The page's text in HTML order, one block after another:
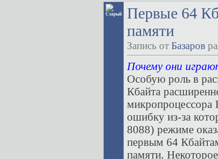
Первые 64
памяти
Запись от Базаров
Почему они
Особую роль в
Кбайта
микропроцессора
ошибку из-за
8088) режиме
первым 64
памяти.